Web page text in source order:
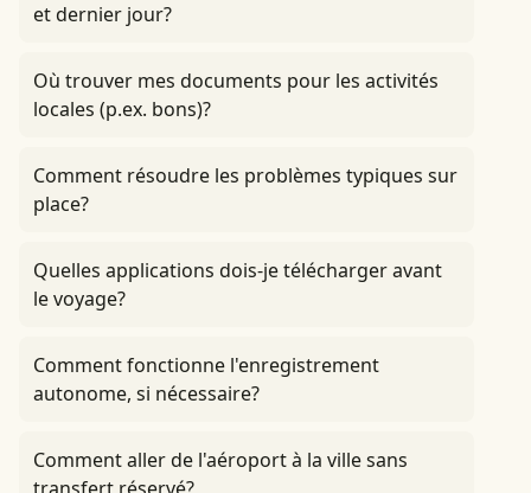
et dernier jour?
Où trouver mes documents pour les activités
locales (p.ex. bons)?
Comment résoudre les problèmes typiques sur
place?
Quelles applications dois-je télécharger avant
le voyage?
Comment fonctionne l'enregistrement
autonome, si nécessaire?
Comment aller de l'aéroport à la ville sans